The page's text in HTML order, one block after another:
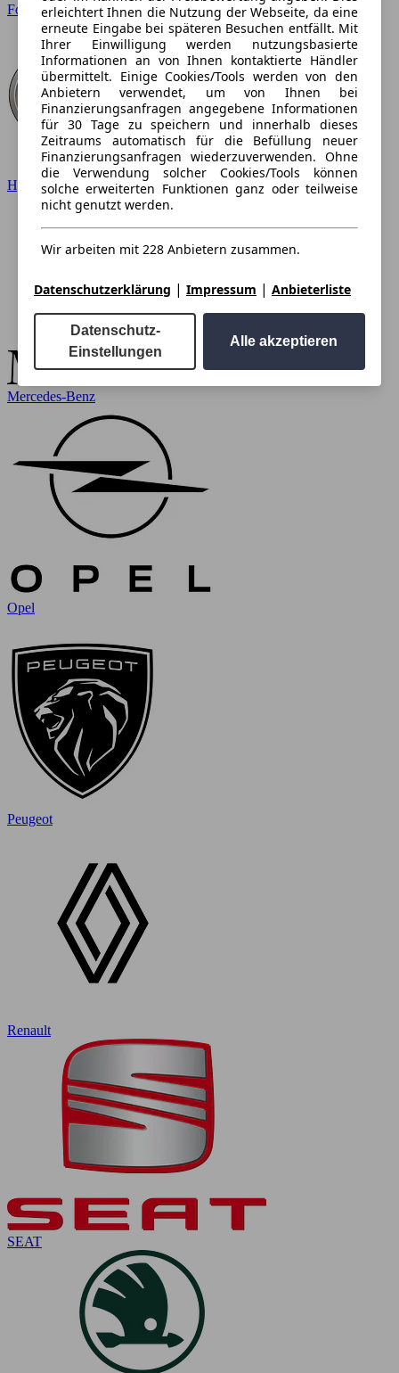
Ford
Hyundai
Mercedes-Benz
Opel
Peugeot
Renault
SEAT
erleichtert Ihnen die Nutzung der Webseite, da eine
erneute Eingabe bei späteren Besuchen entfällt. Mit
Ihrer Einwilligung werden nutzungsbasierte
Informationen an von Ihnen kontaktierte Händler
übermittelt. Einige Cookies/Tools werden von den
Anbietern verwendet, um von Ihnen bei
Finanzierungsanfragen angegebene Informationen
für 30 Tage zu speichern und innerhalb dieses
Zeitraums automatisch für die Befüllung neuer
Finanzierungsanfragen wiederzuverwenden. Ohne
die Verwendung solcher Cookies/Tools können
solche erweiterten Funktionen ganz oder teilweise
nicht genutzt werden.
Wir arbeiten mit 228 Anbietern zusammen.
Datenschutzerklärung | Impressum | Anbieterliste
Datenschutz-
Einstellungen
Alle akzeptieren